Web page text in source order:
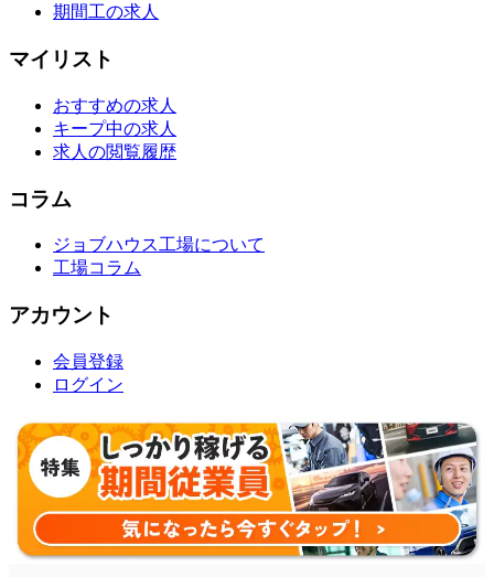
期間工の求人
マイリスト
おすすめの求人
キープ中の求人
求人の閲覧履歴
コラム
ジョブハウス工場について
工場コラム
アカウント
会員登録
ログイン